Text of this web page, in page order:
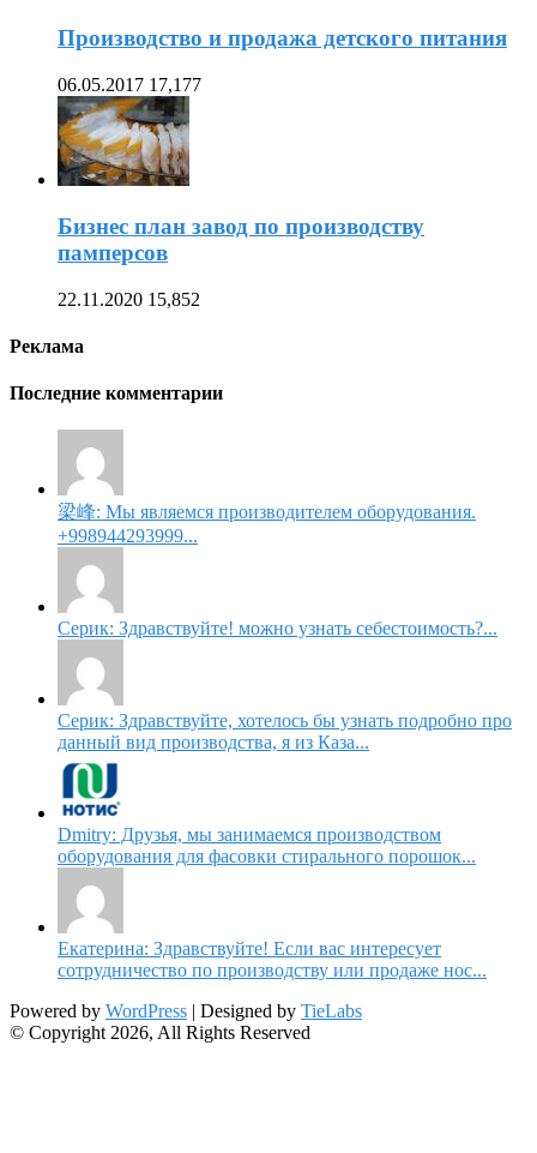
Производство и продажа детского питания
06.05.2017 17,177
Бизнес план завод по производству
памперсов
22.11.2020 15,852
Реклама
Последние комментарии
梁峰: Мы являемся производителем оборудования.
+998944293999...
Серик: Здравствуйте! можно узнать себестоимость?...
Серик: Здравствуйте, хотелось бы узнать подробно про
данный вид производства, я из Каза...
Dmitry: Друзья, мы занимаемся производством
оборудования для фасовки стирального порошок...
Екатерина: Здравствуйте! Если вас интересует
сотрудничество по производству или продаже нос...
Powered by WordPress | Designed by TieLabs
© Copyright 2026, All Rights Reserved